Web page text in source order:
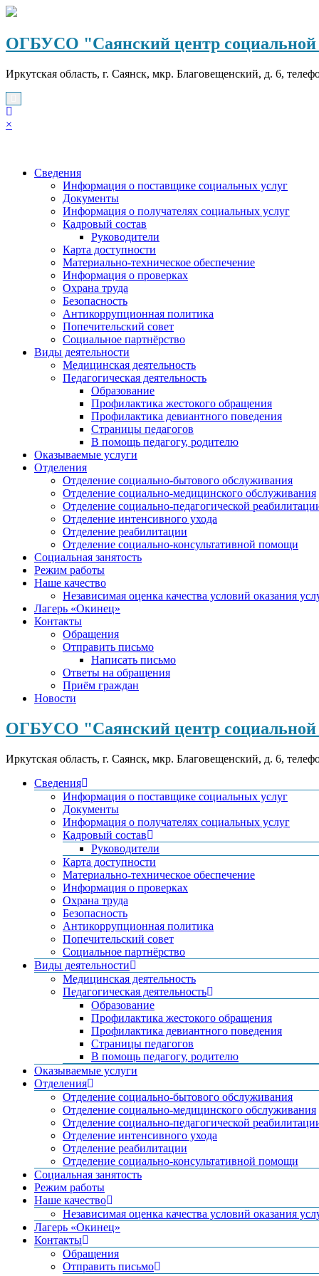
Перейти
содержимому
ОГБУСО "Саянский центр социальной
Иркутская область, г. Саянск, мкр. Благовещенский, д. 6,
×
Сведения
Информация о поставщике социальных услуг
Документы
Информация о получателях социальных услуг
Кадровый состав
Руководители
Карта доступности
Материально-техническое обеспечение
Информация о проверках
Охрана труда
Безопасность
Антикоррупционная политика
Попечительский совет
Социальное партнёрство
Виды деятельности
Медицинская деятельность
Педагогическая деятельность
Образование
Профилактика жестокого обращения
Профилактика девиантного поведения
Страницы педагогов
В помощь педагогу, родителю
Оказываемые услуги
Отделения
Отделение социально-бытового обслуживания
Отделение социально-медицинского обслуживания
Отделение социально-педагогической
Отделение интенсивного ухода
Отделение реабилитации
Отделение социально-консультативной помощи
Социальная занятость
Режим работы
Наше качество
Независимая оценка качества условий оказания
Лагерь «Окинец»
Контакты
Обращения
Отправить письмо
Написать письмо
Ответы на обращения
Приём граждан
Новости
ОГБУСО "Саянский центр социальной
Иркутская область, г. Саянск, мкр. Благовещенский, д. 6,
Сведения
Информация о поставщике социальных услуг
Документы
Информация о получателях социальных услуг
Кадровый состав
Руководители
Карта доступности
Материально-техническое обеспечение
Информация о проверках
Охрана труда
Безопасность
Антикоррупционная политика
Попечительский совет
Социальное партнёрство
Виды деятельности
Медицинская деятельность
Педагогическая деятельность
Образование
Профилактика жестокого обращения
Профилактика девиантного поведения
Страницы педагогов
В помощь педагогу, родителю
Оказываемые услуги
Отделения
Отделение социально-бытового обслуживания
Отделение социально-медицинского обслуживания
Отделение социально-педагогической
Отделение интенсивного ухода
Отделение реабилитации
Отделение социально-консультативной помощи
Социальная занятость
Режим работы
Наше качество
Независимая оценка качества условий оказания
Лагерь «Окинец»
Контакты
Обращения
Отправить письмо